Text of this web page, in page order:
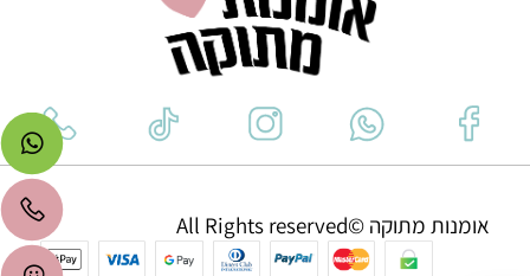
אומנות מתוקה ©All Rights reserved